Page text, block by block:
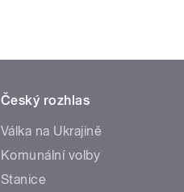
Český rozhlas
Válka na Ukrajině
Komunální volby
Stanice